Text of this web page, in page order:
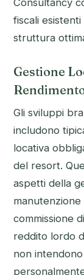
Consultancy
fiscali
struttura
Gestione
Gli sviluppi
includono
locativa
del resort.
aspetti della
commissione
reddito lordo
non